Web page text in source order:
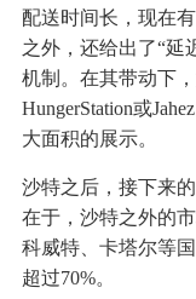
配送时间长，现在
之外，还给出了“延
机制。在其带动下
HungerStation或
大面积的展示。
沙特之后，接下来
在于，沙特之外的
科威特、卡塔尔等
超过70%。